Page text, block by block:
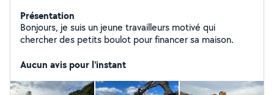
Présentation
Bonjours, je suis un jeune travailleurs motivé qui
chercher des petits boulot pour financer sa maison.
Aucun avis pour l'instant